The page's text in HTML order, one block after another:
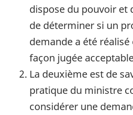
dispose du pouvoir et
de déterminer si un
demande a été
façon jugée
La deuxième est de
pratique du ministre
considérer une